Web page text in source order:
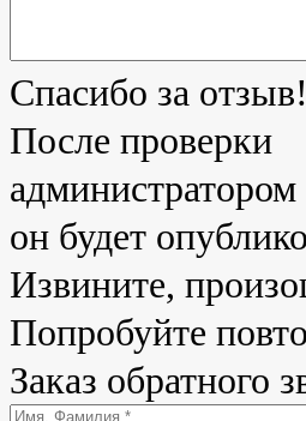
Спасибо за отзыв!
После проверки
администратором
он будет
Извините,
Попробуйте
Заказ обратного